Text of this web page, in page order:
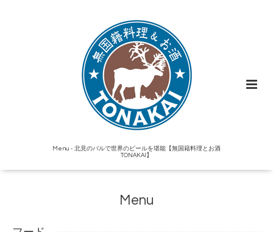
Menu - 北見のバルで世界のビールを堪能【無国籍料理とお酒
TONAKAI】
Menu